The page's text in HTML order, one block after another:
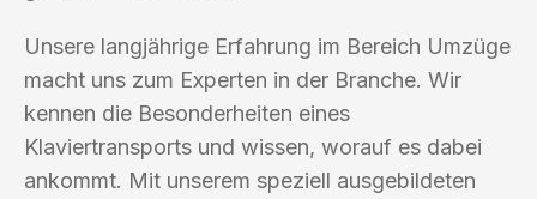
Unsere langjährige Erfahrung im Bereich Umzüge
macht uns zum Experten in der Branche. Wir
kennen die Besonderheiten eines
Klaviertransports und wissen, worauf es dabei
ankommt. Mit unserem speziell ausgebildeten